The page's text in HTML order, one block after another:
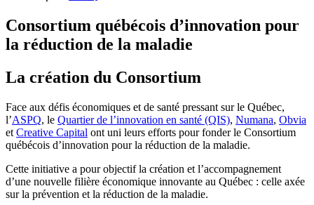
Consortium québécois d’innovation pour
la réduction de la maladie
La création du Consortium
Face aux défis économiques et de santé pressant sur le Québec,
l’ASPQ, le Quartier de l’innovation en santé (QIS), Numana, Obvia
et Creative Capital ont uni leurs efforts pour fonder le Consortium
québécois d’innovation pour la réduction de la maladie.
Cette initiative a pour objectif la création et l’accompagnement
d’une nouvelle filière économique innovante au Québec : celle axée
sur la prévention et la réduction de la maladie.